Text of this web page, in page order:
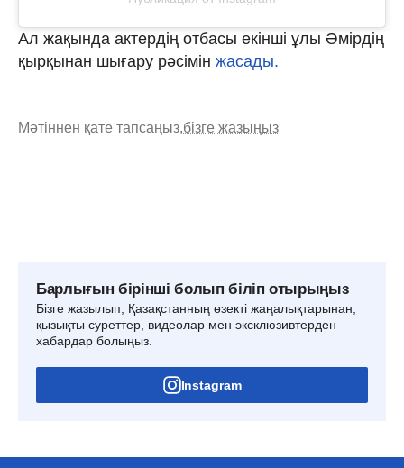
Ал жақында актердің отбасы екінші ұлы Әмірдің
қырқынан шығару рәсімін жасады.
Мәтіннен қате тапсаңыз,бізге жазыңыз
Барлығын бірінші болып біліп отырыңыз
Бізге жазылып, Қазақстанның өзекті жаңалықтарынан,
қызықты суреттер, видеолар мен эксклюзивтерден
хабардар болыңыз.
Instagram